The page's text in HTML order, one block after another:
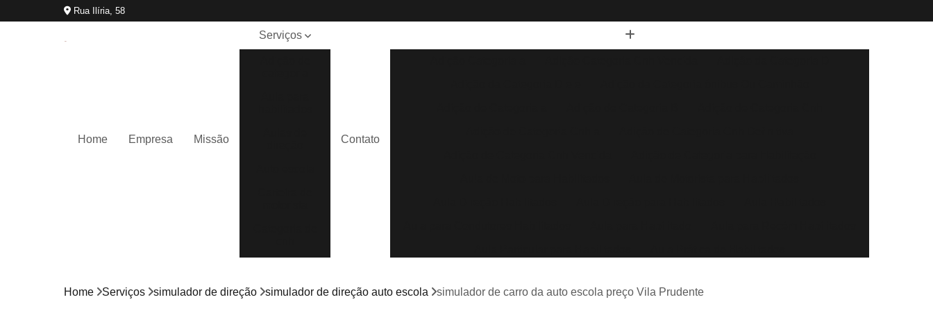
Rua Ilíria, 58
Home Empresa Missão
Serviços
Contato
Aula de Direção Auto Escola
Aula de Direção Automóvel
Home Serviços simulador de direção simulador de direção auto escola simulador de carro da auto escola preço Vila Prudente